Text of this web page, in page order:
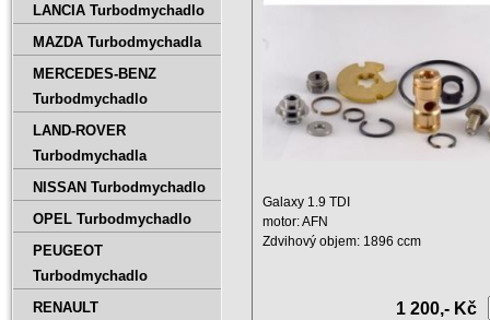
Galaxy 1.9 TDI
motor: AFN
Zdvihový objem: 1896 ccm
1 200,- Kč
LANCIA Turbodmychadlo
MAZDA Turbodmychadla
MERCEDES-BENZ
Turbodmychadlo
LAND-ROVER
Turbodmychadla
NISSAN Turbodmychadlo
OPEL Turbodmychadlo
PEUGEOT
Turbodmychadlo
RENAULT